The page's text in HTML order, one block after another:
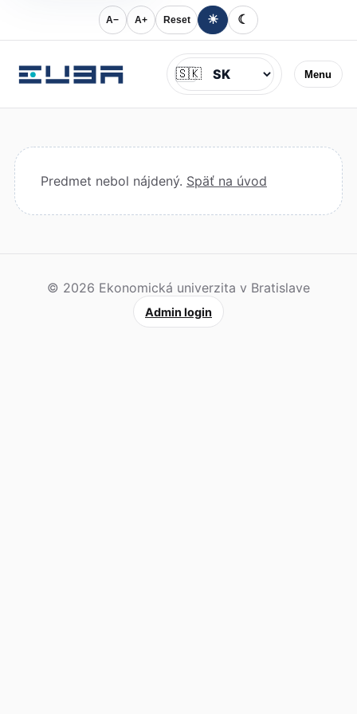
A− A+ Reset ☀ ☾
Menu
Jazyk
🇸🇰
Predmet nebol nájdený. Späť na úvod
© 2026 Ekonomická univerzita v Bratislave
Admin login